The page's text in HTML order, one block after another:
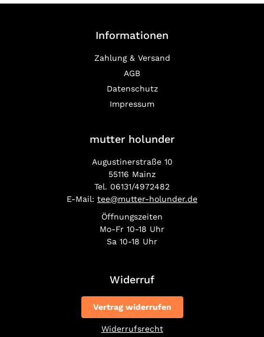
Informationen
Zahlung & Versand
AGB
Datenschutz
Impressum
mutter holunder
Augustinerstraße 10
55116 Mainz
Tel. 06131/4972482
E-Mail: tee@mutter-holunder.de
Öffnungszeiten
Mo-Fr 10-18 Uhr
Sa 10-18 Uhr
Widerruf
Vertrag widerrufen
Widerrufsrecht